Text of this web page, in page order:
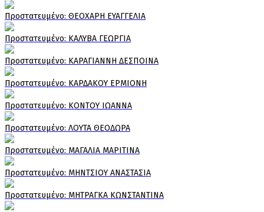
Πρoστατευμένο: ΘΕΟΧΑΡΗ ΕΥΑΓΓΕΛΙΑ
Πρoστατευμένο: ΚΑΛΥΒΑ ΓΕΩΡΓΙΑ
Πρoστατευμένο: ΚΑΡΑΓΙΑΝΝΗ ΔΕΣΠΟΙΝΑ
Πρoστατευμένο: ΚΑΡΔΑΚΟΥ ΕΡΜΙΟΝΗ
Πρoστατευμένο: ΚΟΝΤΟΥ ΙΩΑΝΝΑ
Πρoστατευμένο: ΛΟΥΤΑ ΘΕΟΔΩΡΑ
Πρoστατευμένο: ΜΑΓΑΛΙΑ ΜΑΡΙΤΙΝΑ
Πρoστατευμένο: ΜΗΝΤΣΙΟΥ ΑΝΑΣΤΑΣΙΑ
Πρoστατευμένο: ΜΗΤΡΑΓΚΑ ΚΩΝΣΤΑΝΤΙΝΑ